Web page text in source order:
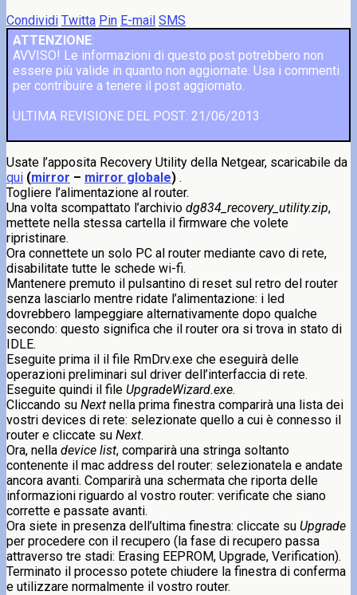
Condividi Twitta Pin E-mail SMS
ATTENZIONE:
AVVISO! Le informazioni di questo post potrebbero non
essere più valide in quanto non aggiornate. Usa i commenti
per contribuire a tenere il post aggiornato.
ULTIMA REVISIONE DEL POST: 21/06/2013
Usate l’apposita Recovery Utility della Netgear, scaricabile da
qui (mirror – mirror globale) .
Togliere l’alimentazione al router.
Una volta scompattato l’archivio dg834_recovery_utility.zip,
mettete nella stessa cartella il firmware che volete
ripristinare.
Ora connettete un solo PC al router mediante cavo di rete,
disabilitate tutte le schede wi-fi.
Mantenere premuto il pulsantino di reset sul retro del router
senza lasciarlo mentre ridate l’alimentazione: i led
dovrebbero lampeggiare alternativamente dopo qualche
secondo: questo significa che il router ora si trova in stato di
IDLE.
Eseguite prima il il file RmDrv.exe che eseguirà delle
operazioni preliminari sul driver dell’interfaccia di rete.
Eseguite quindi il file UpgradeWizard.exe.
Cliccando su Next nella prima finestra comparirà una lista dei
vostri devices di rete: selezionate quello a cui è connesso il
router e cliccate su Next.
Ora, nella device list, comparirà una stringa soltanto
contenente il mac address del router: selezionatela e andate
ancora avanti. Comparirà una schermata che riporta delle
informazioni riguardo al vostro router: verificate che siano
corrette e passate avanti.
Ora siete in presenza dell’ultima finestra: cliccate su Upgrade
per procedere con il recupero (la fase di recupero passa
attraverso tre stadi: Erasing EEPROM, Upgrade, Verification).
Terminato il processo potete chiudere la finestra di conferma
e utilizzare normalmente il vostro router.